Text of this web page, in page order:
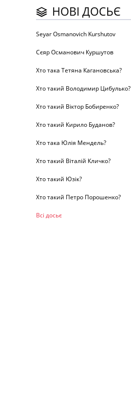
НОВІ ДОСЬЄ
Seyar Osmanovich Kurshutov
Сєяр Османович Куршутов
Хто така Тетяна Кагановська?
Хто такий Володимир Цибулько?
Хто такий Віктор Бобиренко?
Хто такий Кирило Буданов?
Хто така Юлія Мендель?
Хто такий Віталій Кличко?
Хто такий Юзік?
Хто такий Петро Порошенко?
Всі досьє